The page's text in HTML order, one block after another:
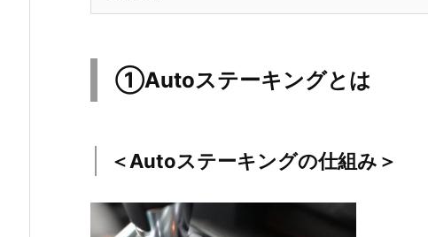
①Autoステーキングとは
＜Autoステーキングの仕組み＞